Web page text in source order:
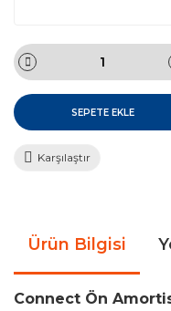
SEPETE EKLE
Karşılaştır
Ürün Bilgisi
Connect Ön